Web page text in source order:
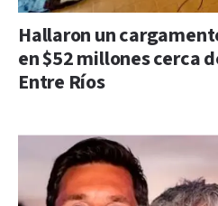
Hallaron un
en $52 millones cerca
Entre Ríos